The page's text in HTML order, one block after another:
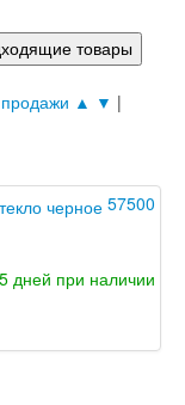
товары
продажи ▲ ▼ |
57500
дней при наличии